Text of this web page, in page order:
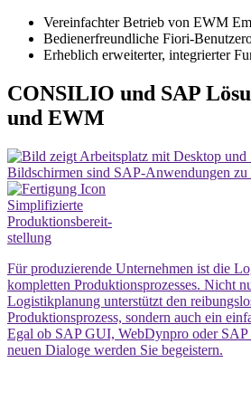
Vereinfachter Betrieb von EWM
Bedienerfreundliche Fiori-
Erheblich erweiterter, integrierter
CONSILIO und SAP
und EWM
Simplifizierte
Produktionsbereit-
stellung
Für produzierende Unternehmen ist die
kompletten Produktionsprozesses. Nicht
Logistikplanung unterstützt den
Produktionsprozess, sondern auch ein
Egal ob SAP GUI, WebDynpro oder SAP
neuen Dialoge werden Sie begeistern.